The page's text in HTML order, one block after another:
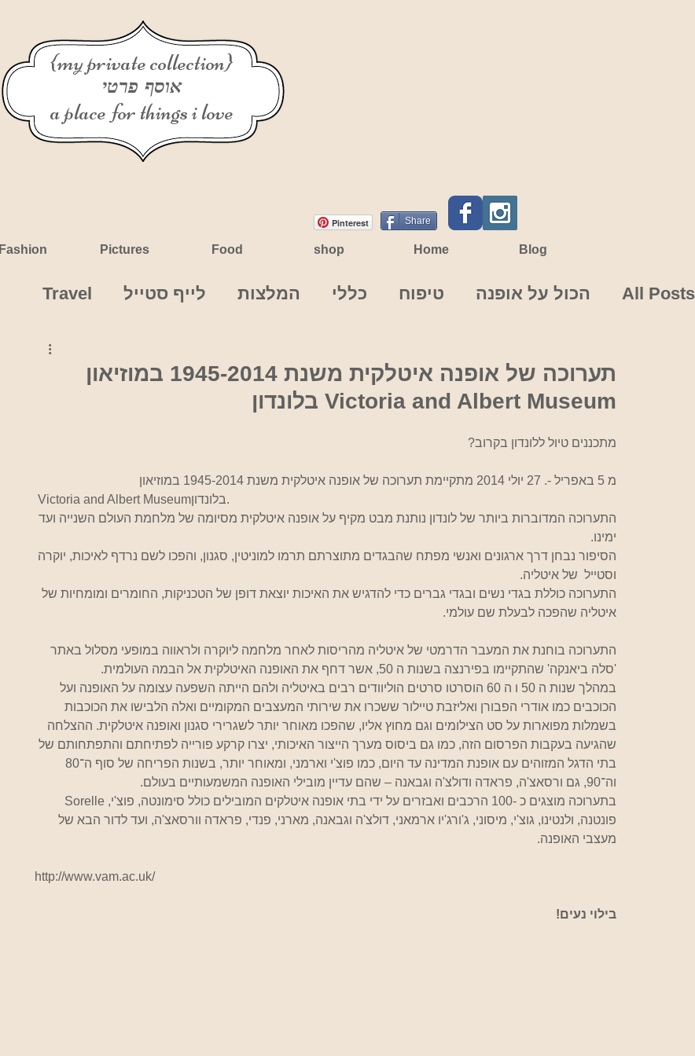
Fashion Pictures Food shop Home Blog
All Posts הכול על אופנה טיפוח כללי המלצות לייף סטייל Travel
תערוכה של אופנה איטלקית משנת 1945-2014 במוזיאון
Victoria and Albert Museum בלונדון
מתכננים טיול ללונדון בקרוב?
מ 5 באפריל -. 27 יולי 2014 מתקיימת תערוכה של אופנה איטלקית משנת 1945-2014 במוזיאון
Victoria and Albert Museum
בלונדון.
התערוכה המדוברות ביותר של לונדון נותנת מבט מקיף על אופנה איטלקית מסיומה של מלחמת העולם השנייה ועד
ימינו.
הסיפור נבחן דרך ארגונים ואנשי מפתח שהבגדים מתוצרתם תרמו למוניטין, סגנון, והפכו לשם נרדף לאיכות, יוקרה
וסטייל  של איטליה.
התערוכה כוללת בגדי נשים ובגדי גברים כדי להדגיש את האיכות יוצאת דופן של הטכניקות, החומרים ומומחיות של
איטליה שהפכה לבעלת שם עולמי.
התערוכה בוחנת את המעבר הדרמטי של איטליה מהריסות לאחר מלחמה ליוקרה ולראווה במופעי מסלול באתר
'סלה ביאנקה' שהתקיימו בפירנצה בשנות ה 50, אשר דחף את האופנה האיטלקית אל הבמה העולמית.
במהלך שנות ה 50 ו ה 60 הוסרטו סרטים הוליוודים רבים באיטליה ולהם הייתה השפעה עצומה על האופנה ועל
הכוכבים כמו אודרי הפבורן ואליזבת טיילור ששכרו את שירותי המעצבים המקומיים ואלה הלבישו את הכוכבות
בשמלות מפוארות על סט הצילומים וגם מחוץ אליו, שהפכו מאוחר יותר לשגרירי סגנון ואופנה איטלקית. ההצלחה
שהגיעה בעקבות הפרסום הזה, כמו גם ביסוס מערך הייצור האיכותי, יצרו קרקע פורייה לפתיחתם והתפתחותם של
וה־90, גם ורסאצ'ה, פראדה ודולצ'ה וגבאנה – שהם עדיין מובילי האופנה המשמעותיים בעולם.
פונטנה, ולנטינו, גוצ'י, מיסוני, ג'ורג'יו ארמאני, דולצ'ה וגבאנה, מארני, פנדי, פראדה וורסאצ'ה, ועד לדור הבא של
מעצבי האופנה.
http://www.vam.ac.uk/
בילוי נעים!
{my private collection}
אוסף פרטי
a place for things i love
Pinterest Share